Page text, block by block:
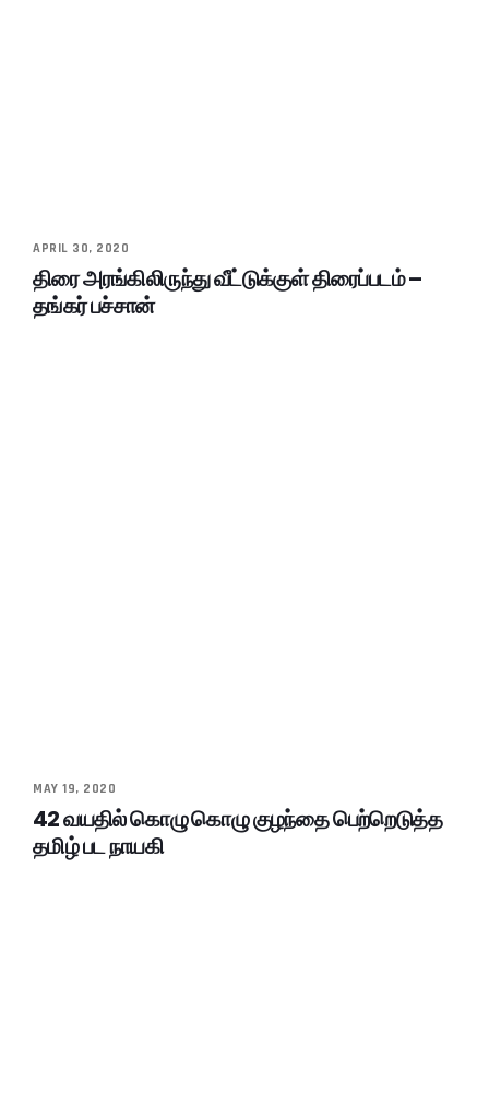
APRIL 30, 2020
திரை அரங்கிலிருந்து வீட்டுக்குள் திரைப்படம் –
தங்கர் பச்சான்
MAY 19, 2020
42 வயதில் கொழு கொழு குழந்தை பெற்றெடுத்த
தமிழ் பட நாயகி